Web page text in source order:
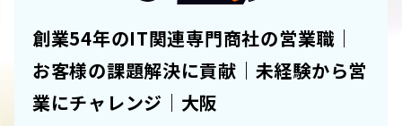
創業54年のIT関連専門商社の営業職｜
お客様の課題解決に貢献｜未経験から営
業にチャレンジ｜大阪